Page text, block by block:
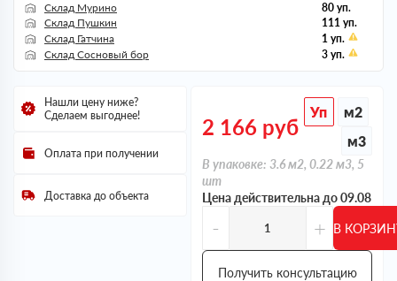
Склад Мурино
80 уп.
Склад Пушкин
111 уп.
Склад Гатчина
1 уп.
Склад Сосновый бор
3 уп.
2 166 руб
Уп
м2
м3
В упаковке: 3.6 м2, 0.22 м3, 5
шт
Цена действительна до 09.08
- + В
Получить консультацию
Нашли цену ниже?
Сделаем выгоднее!
Оплата при получении
Доставка до объекта